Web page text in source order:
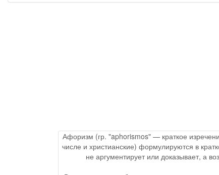
Афоризм (гр. "aphorismos" — краткое
числе и христианские) формулируются в
не аргументирует или доказывает, а